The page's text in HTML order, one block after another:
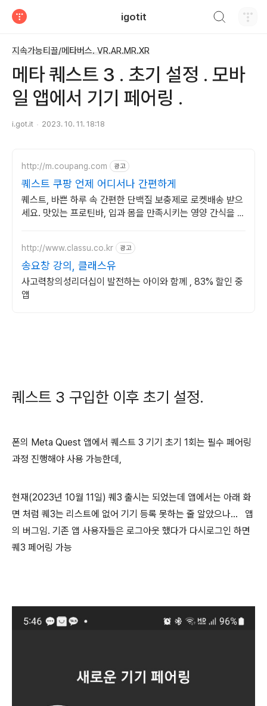
igotit
지속가능티끌/메타버스. VR.AR.MR.XR
메타 퀘스트 3 . 초기 설정 . 모바
일 앱에서 기기 페어링 .
i.got.it 2023. 10. 11. 18:18
http://m.coupang.com 광고
퀘스트 쿠팡 언제 어디서나 간편하게
퀘스트, 바쁜 하루 속 간편한 단백질 보충제로 로켓배송 받으
세요. 맛있는 프로틴바, 입과 몸을 만족시키는 영양 간식을 쿠
http://www.classu.co.kr 광고
송요창 강의, 클래스유
사고력창의성리더십이 발전하는 아이와 함께 , 83% 할인 중
앱
퀘스트 3 구입한 이후 초기 설정.
폰의 Meta Quest 앱에서 퀘스트 3 기기 초기 1회는 필수 페어링
과정 진행해야 사용 가능한데,
현재(2023년 10월 11일) 퀘3 출시는 되었는데 앱에서는 아래 화
면 처럼 퀘3는 리스트에 없어 기기 등록 못하는 줄 알았으나... 앱
의 버그임. 기존 앱 사용자들은 로그아웃 했다가 다시로그인 하면
퀘3 페어링 가능